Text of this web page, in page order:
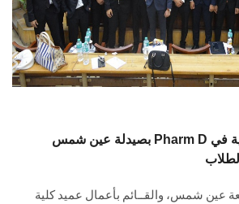
بصيدلة عين شمس Pharm D فوز 8 مشروعات بحثية في
لطلاب
عين شمس، والقــائم بأعمال عميد كلية